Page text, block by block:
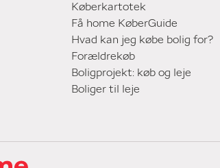
Køberkartotek
Få home KøberGuide
Hvad kan jeg købe bolig for?
Forældrekøb
Boligprojekt: køb og leje
Boliger til leje